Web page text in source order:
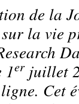
de la
la vie
1erjuillet
Cet